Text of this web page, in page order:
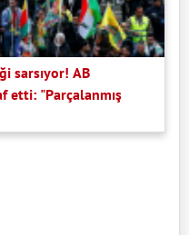
sarsıyor! AB
etti: "Parçalanmış